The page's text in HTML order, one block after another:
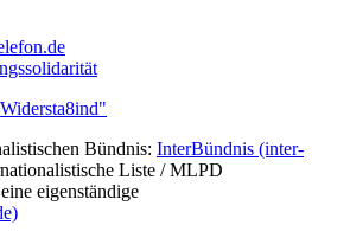
Bündnis: InterBündnis (inter-
Liste / MLPD
eigenständige